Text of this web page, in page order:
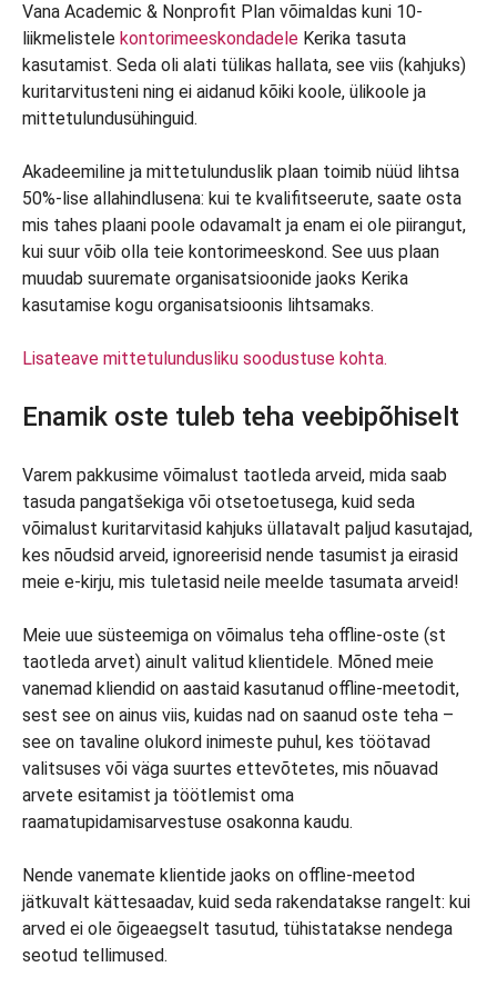
Vana Academic & Nonprofit Plan võimaldas kuni 10-
liikmelistele kontorimeeskondadele Kerika tasuta
kasutamist. Seda oli alati tülikas hallata, see viis (kahjuks)
kuritarvitusteni ning ei aidanud kõiki koole, ülikoole ja
mittetulundusühinguid.
Akadeemiline ja mittetulunduslik plaan toimib nüüd lihtsa
50%-lise allahindlusena: kui te kvalifitseerute, saate osta
mis tahes plaani poole odavamalt ja enam ei ole piirangut,
kui suur võib olla teie kontorimeeskond. See uus plaan
muudab suuremate organisatsioonide jaoks Kerika
kasutamise kogu organisatsioonis lihtsamaks.
Lisateave mittetulundusliku soodustuse kohta.
Enamik oste tuleb teha veebipõhiselt
Varem pakkusime võimalust taotleda arveid, mida saab
tasuda pangatšekiga või otsetoetusega, kuid seda
võimalust kuritarvitasid kahjuks üllatavalt paljud kasutajad,
kes nõudsid arveid, ignoreerisid nende tasumist ja eirasid
meie e-kirju, mis tuletasid neile meelde tasumata arveid!
Meie uue süsteemiga on võimalus teha offline-oste (st
taotleda arvet) ainult valitud klientidele. Mõned meie
vanemad kliendid on aastaid kasutanud offline-meetodit,
sest see on ainus viis, kuidas nad on saanud oste teha –
see on tavaline olukord inimeste puhul, kes töötavad
valitsuses või väga suurtes ettevõtetes, mis nõuavad
arvete esitamist ja töötlemist oma
raamatupidamisarvestuse osakonna kaudu.
Nende vanemate klientide jaoks on offline-meetod
jätkuvalt kättesaadav, kuid seda rakendatakse rangelt: kui
arved ei ole õigeaegselt tasutud, tühistatakse nendega
seotud tellimused.